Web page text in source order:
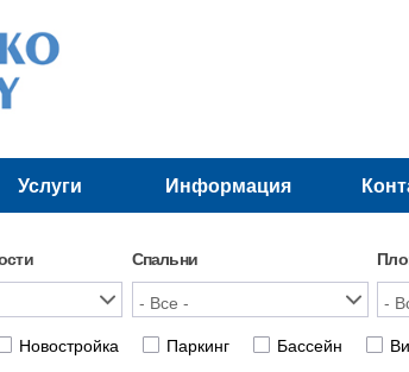
Услуги Информация
Спальни
Новостройка Паркинг Бассейн